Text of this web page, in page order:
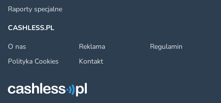
Raporty specjalne
CASHLESS.PL
O nas
Reklama
Regulamin
Polityka Cookies
Kontakt